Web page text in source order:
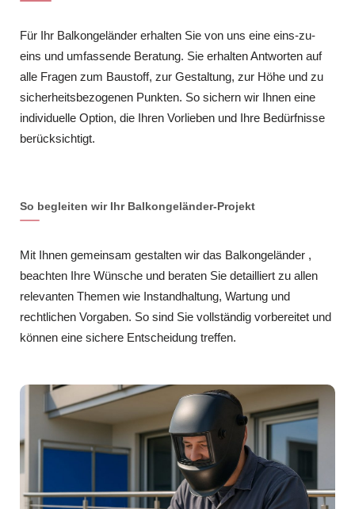
Für Ihr Balkongeländer erhalten Sie von uns eine eins-zu-
eins und umfassende Beratung. Sie erhalten Antworten auf
alle Fragen zum Baustoff, zur Gestaltung, zur Höhe und zu
sicherheitsbezogenen Punkten. So sichern wir Ihnen eine
individuelle Option, die Ihren Vorlieben und Ihre Bedürfnisse
berücksichtigt.
So begleiten wir Ihr Balkongeländer-Projekt
Mit Ihnen gemeinsam gestalten wir das Balkongeländer ,
beachten Ihre Wünsche und beraten Sie detailliert zu allen
relevanten Themen wie Instandhaltung, Wartung und
rechtlichen Vorgaben. So sind Sie vollständig vorbereitet und
können eine sichere Entscheidung treffen.